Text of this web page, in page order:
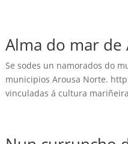
Alma do mar
Se sodes un namorados do
municipios Arousa Norte.
vinculadas á cultura